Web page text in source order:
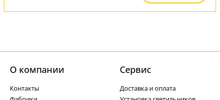
О компании
Контакты
Cервис
Доставка и оплата